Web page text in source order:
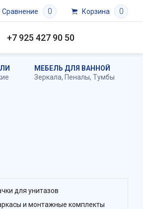
Сравнение 0 Корзина 0
+7 925 427 90 50
МЕБЕЛЬ ДЛЯ ВАННОЙ
Зеркала, Пеналы, Тумбы
для унитазов
и монтажные комплекты